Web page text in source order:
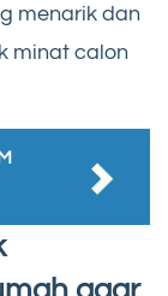
menarik dan
minat calon
agar